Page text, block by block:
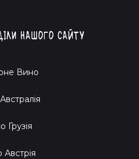
нашого сайту
Вино
Грузія
Австрія